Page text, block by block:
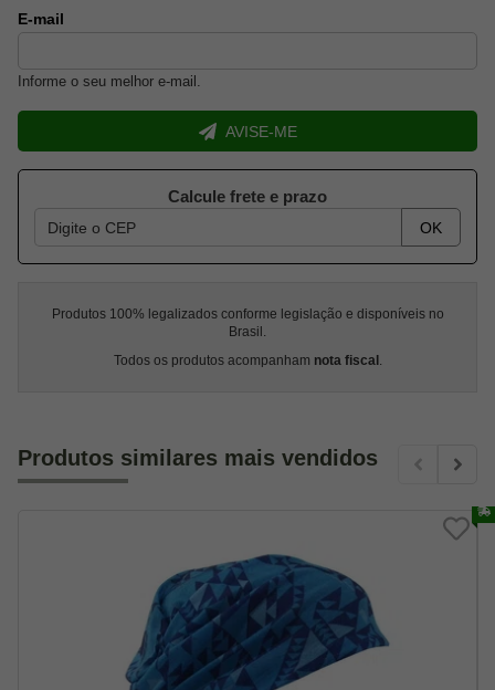
E-mail
Informe o seu melhor e-mail.
AVISE-ME
Calcule frete e prazo
OK
Produtos 100% legalizados conforme legislação e disponíveis no
Brasil.
Todos os produtos acompanham nota fiscal .
Produtos similares mais vendidos